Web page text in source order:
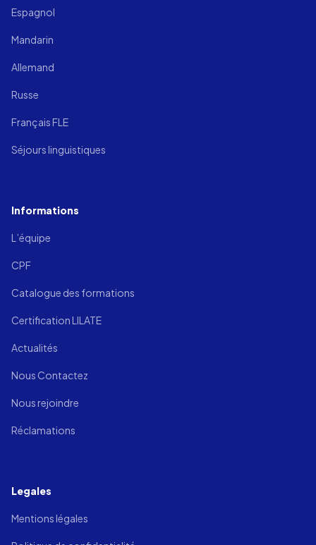
Espagnol
Mandarin
Allemand
Russe
Français FLE
Séjours linguistiques
Informations
L’équipe
CPF
Catalogue des formations
Certification LILATE
Actualités
Nous Contactez
Nous rejoindre
Réclamations
Legales
Mentions légales